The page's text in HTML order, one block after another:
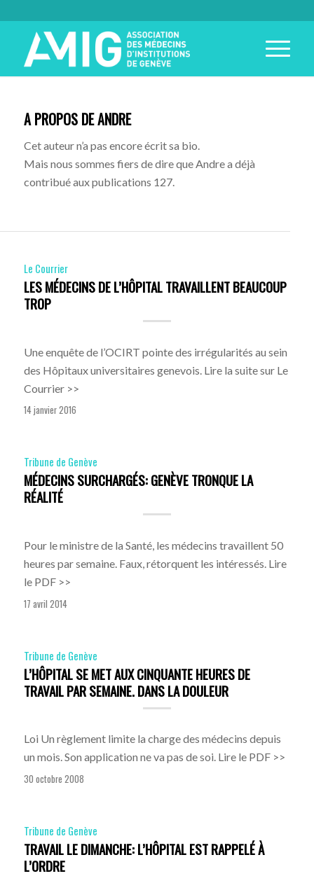
A PROPOS DEANDRE
Cet auteur n’a pas encore écrit sa bio.
Mais nous sommes fiers de dire que Andrea déjà
contribué aux publications 127.
Le Courrier
LES MÉDECINS DE L’HÔPITAL TRAVAILLENT BEAUCOUP
TROP
Une enquête de l’OCIRT pointe des irrégularités au sein
des Hôpitaux universitaires genevois. Lire la suite sur Le
Courrier >>
14 janvier 2016
Tribune de Genève
MÉDECINS SURCHARGÉS: GENÈVE TRONQUE LA
RÉALITÉ
Pour le ministre de la Santé, les médecins travaillent 50
heures par semaine. Faux, rétorquent les intéressés. Lire
le PDF >>
17 avril 2014
Tribune de Genève
L’HÔPITAL SE MET AUX CINQUANTE HEURES DE
TRAVAIL PAR SEMAINE. DANS LA DOULEUR
Loi Un règlement limite la charge des médecins depuis
un mois. Son application ne va pas de soi. Lire le PDF >>
30 octobre 2008
Tribune de Genève
TRAVAIL LE DIMANCHE: L’HÔPITAL EST RAPPELÉ À
L’ORDRE